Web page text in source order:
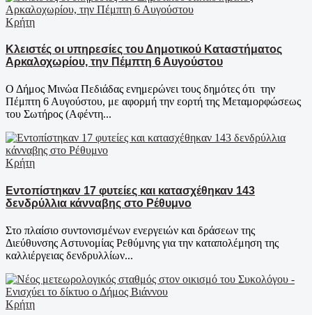
Κρήτη
Κλειστές οι υπηρεσίες του Δημοτικού Καταστήματος
Αρκαλοχωρίου, την Πέμπτη 6 Αυγούστου
Ο Δήμος Μινώα Πεδιάδας ενημερώνει τους δημότες ότι την
Πέμπτη 6 Αυγούστου, με αφορμή την εορτή της Μεταμορφώσεως
του Σωτήρος (Αφέντη...
Κρήτη
Εντοπίστηκαν 17 φυτείες και κατασχέθηκαν 143
δενδρύλλια κάνναβης στο Ρέθυμνο
Στο πλαίσιο συντονισμένων ενεργειών και δράσεων της
Διεύθυνσης Αστυνομίας Ρεθύμνης για την καταπολέμηση της
καλλιέργειας δενδρυλλίων...
Κρήτη